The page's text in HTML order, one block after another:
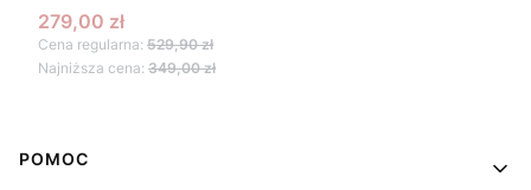
Cena promocyjna
279,00 zł
Cena regularna: 529,90 zł
Najniższa cena: 349,00 zł
Linki w stopce
POMOC